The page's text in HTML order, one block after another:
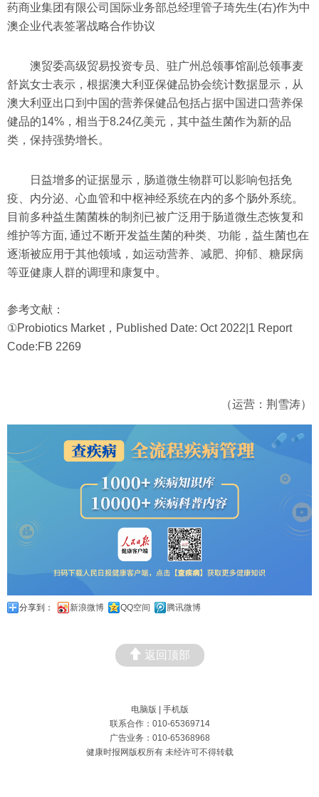
药商业集团有限公司国际业务部总经理管子琦先生(右)作为中
澳企业代表签署战略合作协议
澳贸委高级贸易投资专员、驻广州总领事馆副总领事麦
舒岚女士表示，根据澳大利亚保健品协会统计数据显示，从
澳大利亚出口到中国的营养保健品包括占据中国进口营养保
健品的14%，相当于8.24亿美元，其中益生菌作为新的品
类，保持强势增长。
日益增多的证据显示，肠道微生物群可以影响包括免
疫、内分泌、心血管和中枢神经系统在内的多个肠外系统。
目前多种益生菌菌株的制剂已被广泛用于肠道微生态恢复和
维护等方面, 通过不断开发益生菌的种类、功能，益生菌也在
逐渐被应用于其他领域，如运动营养、减肥、抑郁、糖尿病
等亚健康人群的调理和康复中。
参考文献：
①Probiotics Market，Published Date: Oct 2022|1 Report
Code:FB 2269
（运营：荆雪涛）
分享到： 新浪微博 QQ空间 腾讯微博
返回顶部
电脑版
手机版
联系合作：010-65369714
广告业务：010-65368968
健康时报网版权所有 未经许可不得转载